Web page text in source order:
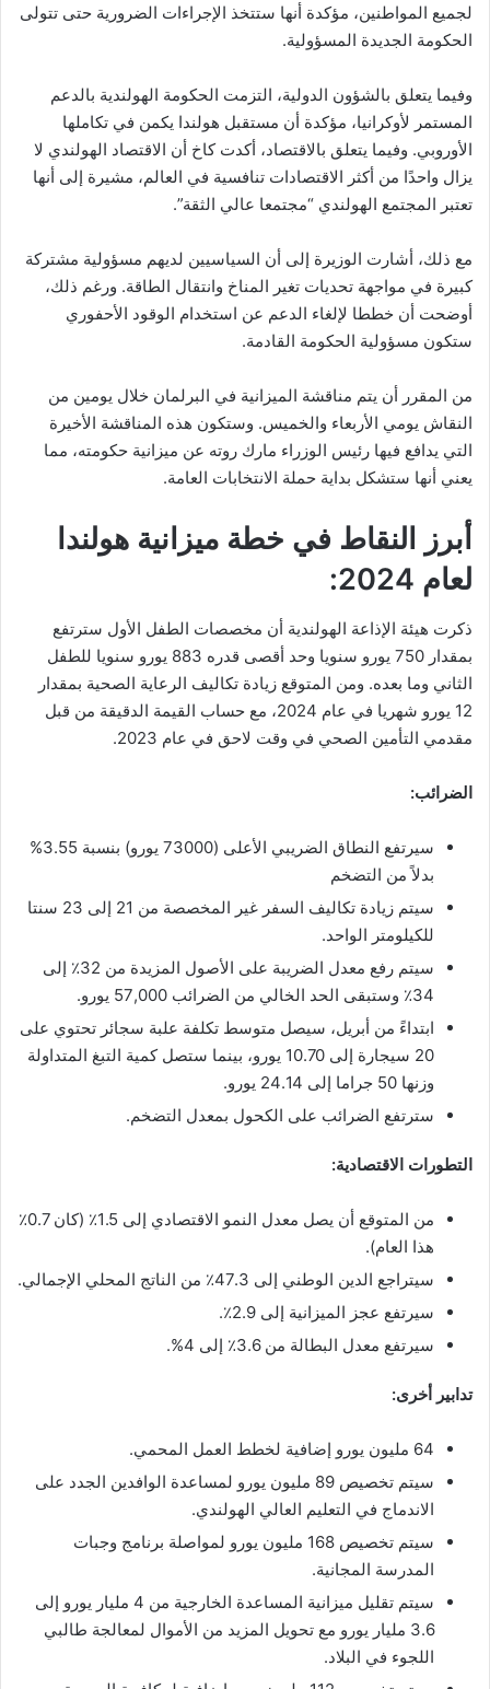
لجميع المواطنين، مؤكدة أنها ستتخذ الإجراءات الضرورية حتى تتولى
الحكومة الجديدة المسؤولية.
وفيما يتعلق بالشؤون الدولية، التزمت الحكومة الهولندية بالدعم
المستمر لأوكرانيا، مؤكدة أن مستقبل هولندا يكمن في تكاملها
الأوروبي. وفيما يتعلق بالاقتصاد، أكدت كاخ أن الاقتصاد الهولندي لا
يزال واحدًا من أكثر الاقتصادات تنافسية في العالم، مشيرة إلى أنها
تعتبر المجتمع الهولندي “مجتمعا عالي الثقة”.
مع ذلك، أشارت الوزيرة إلى أن السياسيين لديهم مسؤولية مشتركة
كبيرة في مواجهة تحديات تغير المناخ وانتقال الطاقة. ورغم ذلك،
أوضحت أن خططا لإلغاء الدعم عن استخدام الوقود الأحفوري
ستكون مسؤولية الحكومة القادمة.
من المقرر أن يتم مناقشة الميزانية في البرلمان خلال يومين من
النقاش يومي الأربعاء والخميس. وستكون هذه المناقشة الأخيرة
التي يدافع فيها رئيس الوزراء مارك روته عن ميزانية حكومته، مما
يعني أنها ستشكل بداية حملة الانتخابات العامة.
أبرز النقاط في خطة ميزانية هولندا
لعام 2024:
ذكرت هيئة الإذاعة الهولندية أن مخصصات الطفل الأول سترتفع
بمقدار 750 يورو سنويا وحد أقصى قدره 883 يورو سنويا للطفل
الثاني وما بعده. ومن المتوقع زيادة تكاليف الرعاية الصحية بمقدار
12 يورو شهريا في عام 2024، مع حساب القيمة الدقيقة من قبل
مقدمي التأمين الصحي في وقت لاحق في عام 2023.
الضرائب:
سيرتفع النطاق الضريبي الأعلى (73000 يورو) بنسبة 3.55%
بدلاً من التضخم
سيتم زيادة تكاليف السفر غير المخصصة من 21 إلى 23 سنتا
للكيلومتر الواحد.
سيتم رفع معدل الضريبة على الأصول المزيدة من 32٪ إلى
34٪ وستبقى الحد الخالي من الضرائب 57,000 يورو.
ابتداءً من أبريل، سيصل متوسط ​​تكلفة علبة سجائر تحتوي على
20 سيجارة إلى 10.70 يورو، بينما ستصل كمية التبغ المتداولة
وزنها 50 جراما إلى 24.14 يورو.
سترتفع الضرائب على الكحول بمعدل التضخم.
التطورات الاقتصادية:
من المتوقع أن يصل معدل النمو الاقتصادي إلى 1.5٪ (كان 0.7٪
هذا العام).
سيتراجع الدين الوطني إلى 47.3٪ من الناتج المحلي الإجمالي.
سيرتفع عجز الميزانية إلى 2.9٪.
سيرتفع معدل البطالة من 3.6٪ إلى 4%.
تدابير أخرى:
64 مليون يورو إضافية لخطط العمل المحمي.
سيتم تخصيص 89 مليون يورو لمساعدة الوافدين الجدد على
الاندماج في التعليم العالي الهولندي.
سيتم تخصيص 168 مليون يورو لمواصلة برنامج وجبات
المدرسة المجانية.
سيتم تقليل ميزانية المساعدة الخارجية من 4 مليار يورو إلى
3.6 مليار يورو مع تحويل المزيد من الأموال لمعالجة طالبي
اللجوء في البلاد.